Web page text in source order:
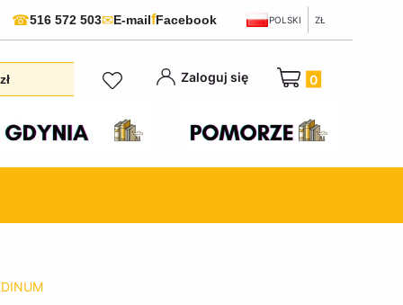
☎516 572 503✉E-mailfFacebook POLSKI ZŁ
Zaloguj się Produkty w